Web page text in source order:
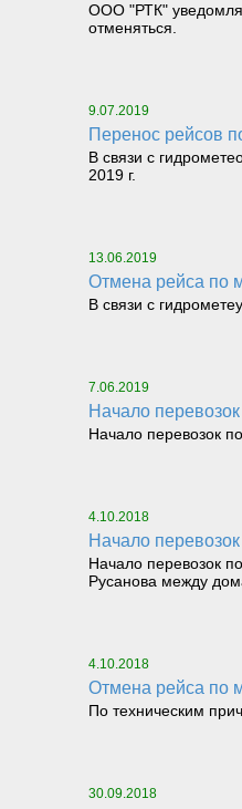
ООО "РТК"
отменяться.
9.07.2019
Перенос рейсов
В связи с
2019 г.
13.06.2019
Отмена рейса
В связи с
7.06.2019
Начало
Начало перевозок
4.10.2018
Начало
Начало перевозок
Русанова между
4.10.2018
Отмена рейса
По техническим
30.09.2018